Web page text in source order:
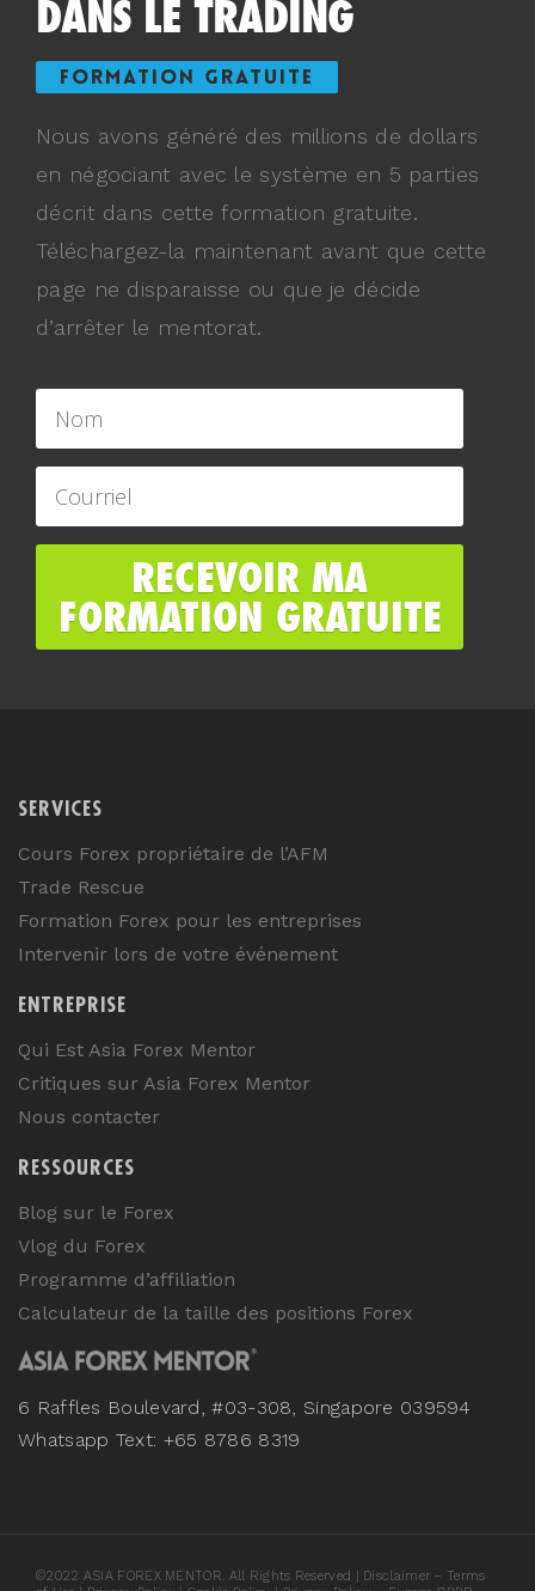
DANS LE TRADING
FORMATION GRATUITE
Nous avons généré des millions de dollars
en négociant avec le système en 5 parties
décrit dans cette formation gratuite.
Téléchargez-la maintenant avant que cette
page ne disparaisse ou que je décide
d’arrêter le mentorat.
SERVICES
Cours Forex propriétaire de l’AFM
Trade Rescue
Formation Forex pour les entreprises
Intervenir lors de votre événement
ENTREPRISE
Qui Est Asia Forex Mentor
Critiques sur Asia Forex Mentor
Nous contacter
RESSOURCES
Blog sur le Forex
Vlog du Forex
Programme d’affiliation
Calculateur de la taille des positions Forex
6 Raffles Boulevard, #03-308, Singapore 039594
Whatsapp Text: +65 8786 8319
©2022 ASIA FOREX MENTOR. All Rights Reserved | Disclaimer – Terms